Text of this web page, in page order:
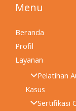
Menu
Beranda
Profil
Layanan
Pelatihan
Kasus
Sertifikasi